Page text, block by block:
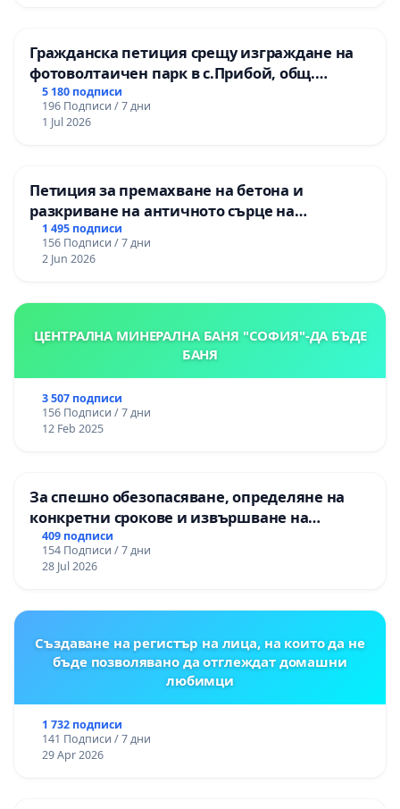
Гражданска петиция срещу изграждане на
фотоволтаичен парк в с.Прибой, общ.
Радомир
5 180 подписи
196 Подписи / 7 дни
1 Jul 2026
Петиция за премахване на бетона и
разкриване на античното сърце на
Могиланската могила във Враца
1 495 подписи
156 Подписи / 7 дни
2 Jun 2026
ЦЕНТРАЛНА МИНЕРАЛНА БАНЯ "СОФИЯ"-ДА БЪДЕ
БАНЯ
3 507 подписи
156 Подписи / 7 дни
12 Feb 2025
За спешно обезопасяване, определяне на
конкретни срокове и извършване на
цялостна рехабилитация на
републиканския път между пътен възел АМ
„Тракия“ - гр. Ихтиман - с. Мирово - к.к.
409 подписи
154 Подписи / 7 дни
28 Jul 2026
Създаване на регистър на лица, на които да не
бъде позволявано да отглеждат домашни
любимци
1 732 подписи
141 Подписи / 7 дни
29 Apr 2026